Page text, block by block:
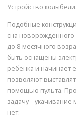
Устройство колыбели.
Подобные
сна новорожденного
до 8-месячного
быть оснащены
ребенка и начинает
позволяют
помощью пульта.
задачу –
нет.